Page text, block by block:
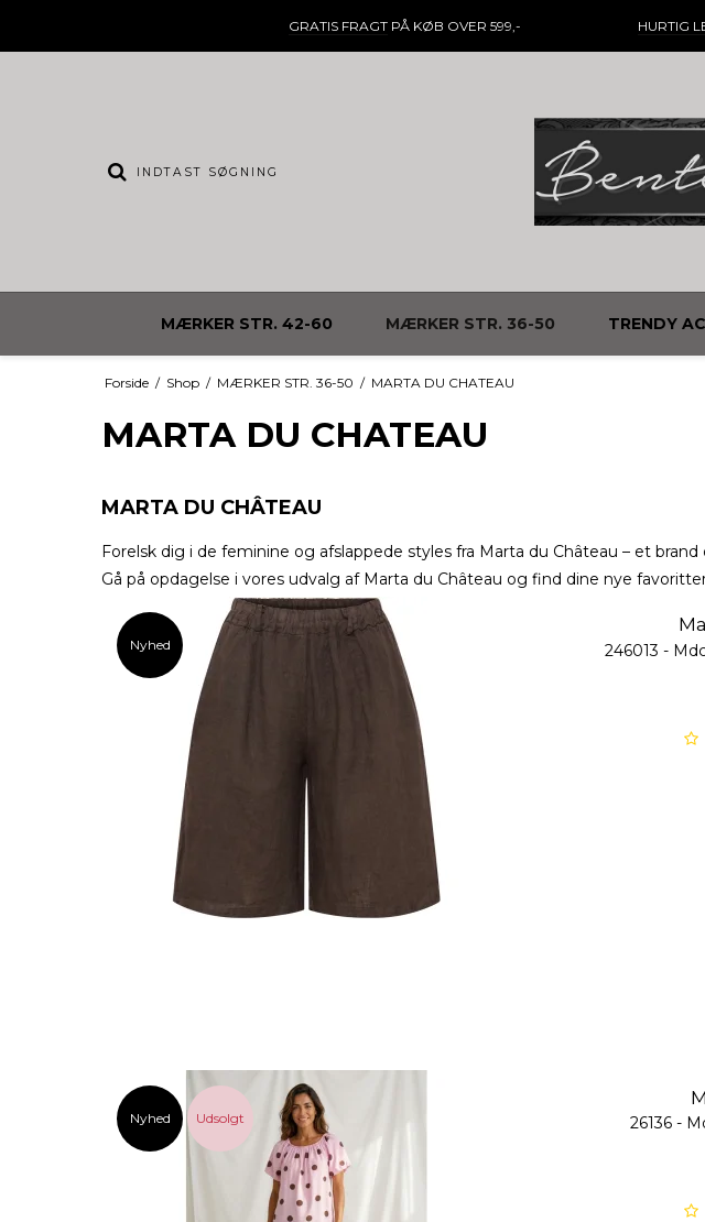
GRATIS FRAGTPÅ KØB OVER 599,- HURTIG
MÆRKER STR. 42-60 MÆRKER STR. 36-50 TRENDY
Forside / Shop / MÆRKER STR. 36-50 / MARTA DU CHATEAU
MARTA DU CHATEAU
MARTA DU CHÂTEAU
Forelsk dig i de feminine og afslappede styles fra Marta du Château – et
Gå på opdagelse i vores udvalg af Marta du Château og find dine nye
Nyhed 246013 -
Nyhed Udsolgt 26136 -